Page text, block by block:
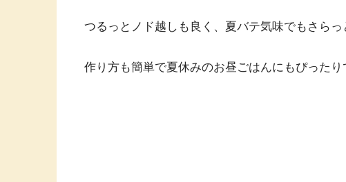
つるっとノド越しも良く、夏バテ気味でもさらっ
作り方も簡単で夏休みのお昼ごはんにもぴったり